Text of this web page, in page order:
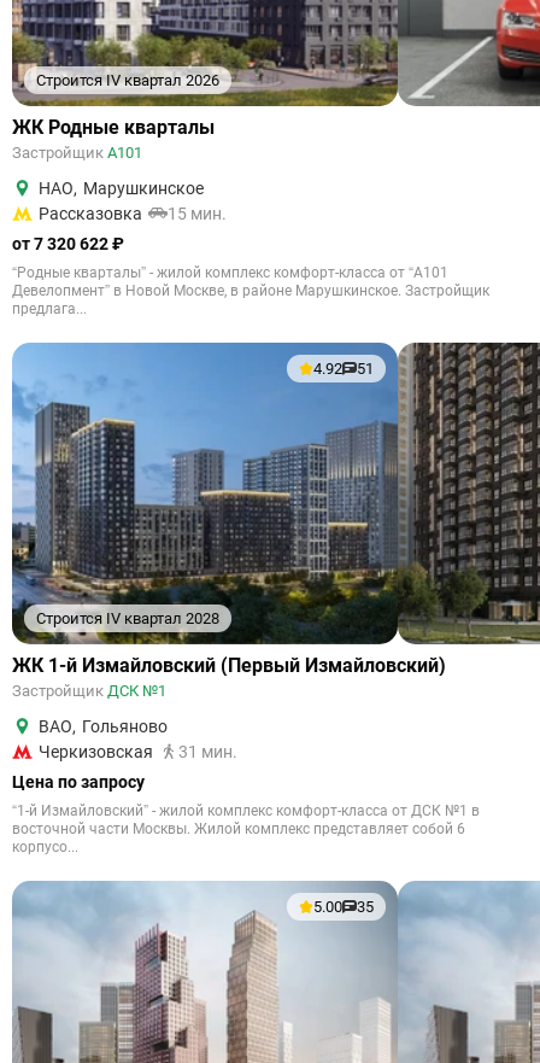
Строится IV квартал 2026
ЖК Родные кварталы
Застройщик А101
НАО, Марушкинское
Рассказовка
15 мин.
от 7 320 622 ₽
“Родные кварталы” - жилой комплекс комфорт-класса от “А101
Девелопмент” в Новой Москве, в районе Марушкинское. Застройщик
предлага...
Строится IV квартал 2028
4.92 51
ЖК 1-й Измайловский (Первый Измайловский)
Застройщик ДСК №1
ВАО, Гольяново
Черкизовская
31 мин.
Цена по запросу
“1-й Измайловский” - жилой комплекс комфорт-класса от ДСК №1 в
восточной части Москвы. Жилой комплекс представляет собой 6
корпусо...
5.00 35